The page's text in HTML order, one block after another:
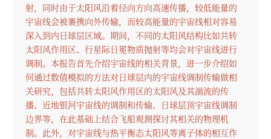
射，同时由于太阳风沿着径向方向高速传播，较低能量的
宇宙线会被裹携向外传输，而较高能量的宇宙线相对容易
深入到内日球层区域。期间，不同的太阳风结构比如共转
太阳风作用区、行星际日冕物质抛射等均会对宇宙线进行
调制。本报告首先介绍宇宙线的相关背景，进一步介绍如
何通过数值模拟的方法对日球层内的宇宙线调制传输做相
关研究，包括共转太阳风作用区的太阳风及其湍流的传
播、近地银河宇宙线的调制和传输、日球层顶宇宙线调制
边界等，在此基础上结合飞船观测探讨其相关的物理机
制。此外，对宇宙线与热平衡态太阳风等离子体的相互作